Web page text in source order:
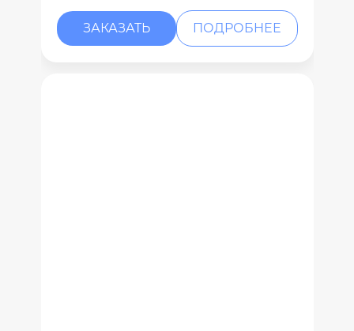
ЗАКАЗАТЬ ПОДРОБНЕЕ